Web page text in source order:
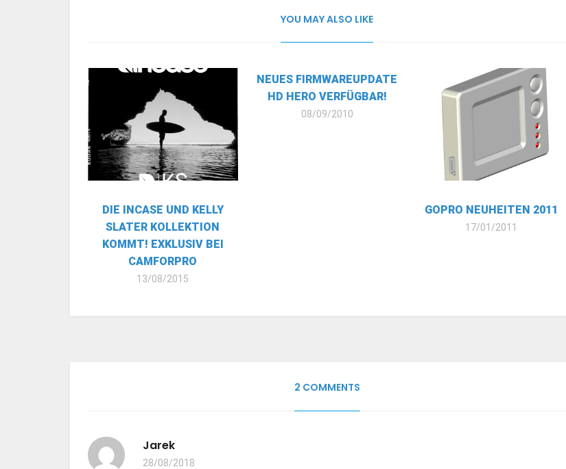
YOU MAY ALSO LIKE
DIE INCASE UND KELLY
SLATER KOLLEKTION
KOMMT! EXKLUSIV BEI
CAMFORPRO
13/08/2015
NEUES FIRMWAREUPDATE
HD HERO VERFÜGBAR!
08/09/2010
GOPRO NEUHEITEN 2011
17/01/2011
2 COMMENTS
Jarek
28/08/2018